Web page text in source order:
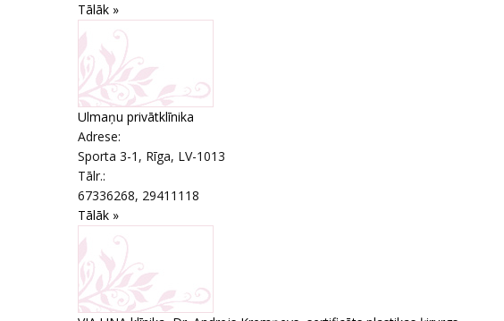
Tālāk »
Ulmaņu privātklīnika
Adrese:
Sporta 3-1 , Rīga, LV-1013
Tālr.:
67336268, 29411118
Tālāk »